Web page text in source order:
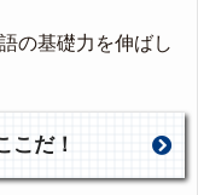
の基礎力を伸ばし
こだ！